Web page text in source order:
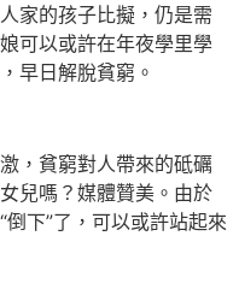
家的孩子比擬，仍是需
可以或許在年夜學里學
早日解脫貧窮。
，貧窮對人帶來的砥礪
兒嗎？媒體贊美。由於
下”了，可以或許站起來